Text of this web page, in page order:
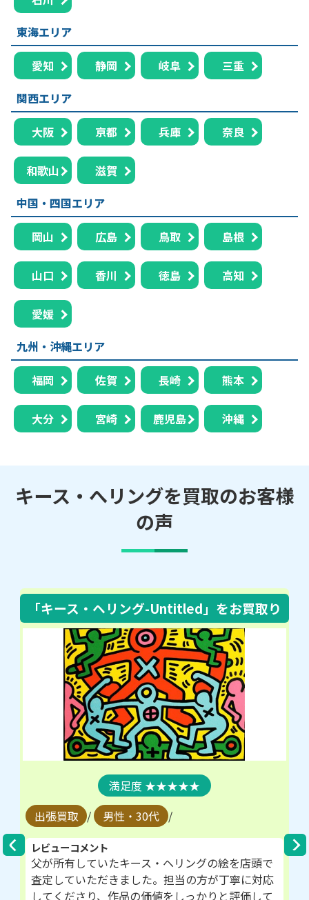
東海エリア
愛知 静岡 岐阜
三重
関西エリア
大阪 京都 兵庫 奈良
和歌山
滋賀
中国・四国エリア
岡山 広島 鳥取 島根
山口 香川 徳島 高知
愛媛
九州・沖縄エリア
福岡 佐賀 長崎 熊本
大分 宮崎 鹿児島 沖縄
キース・へリングを買取のお客様
の声
「キース・ヘリング-Untitled」 をお買取り
★★★★★
出張買取 / 男性・30代 /
レビューコメント
父が所有していたキース・ヘリングの絵を店頭で
査定していただきました。担当の方が丁寧に対応
してくださり、作品の価値をしっかりと評価して